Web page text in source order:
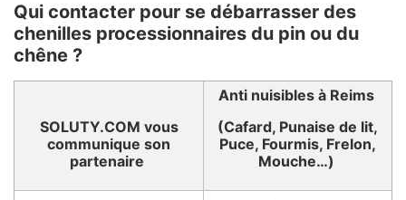
Qui contacter pour se débarrasser des
chenilles processionnaires du pin ou du
chêne ?
SOLUTY.COM vous
communique son
partenaire
Anti nuisibles à Reims
(Cafard, Punaise de lit,
Puce, Fourmis, Frelon,
Mouche…)